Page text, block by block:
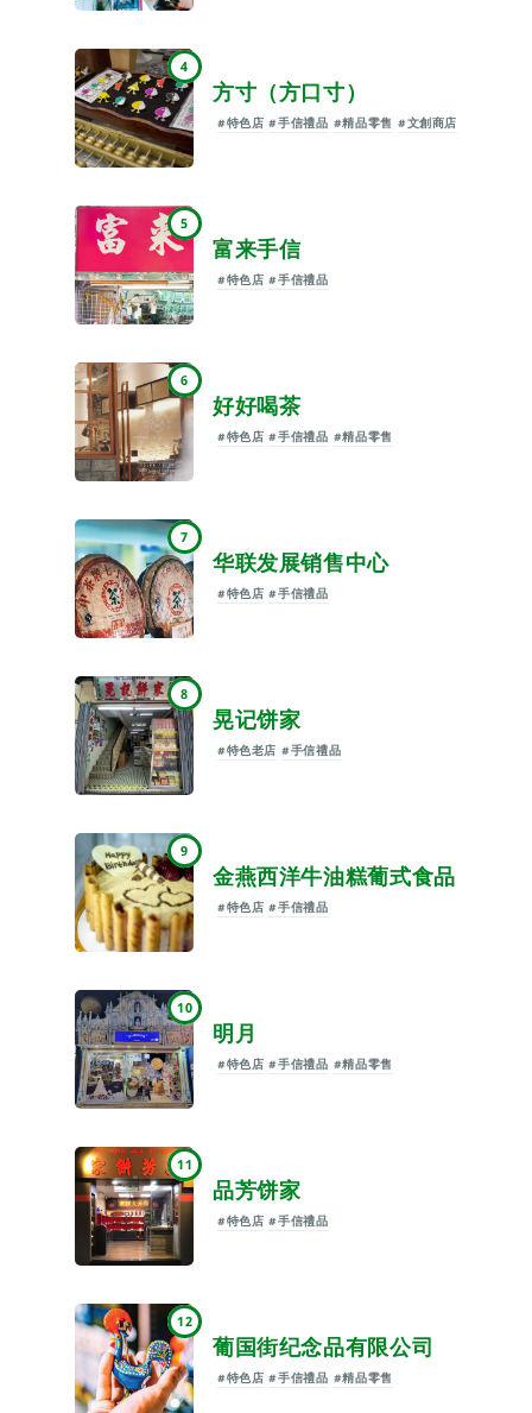
4
方寸（方口寸）
#特色店 #手信禮品 #精品零售 #文創商店
5
富来手信
#特色店 #手信禮品
6
好好喝茶
#特色店 #手信禮品 #精品零售
7
华联发展销售中心
#特色店 #手信禮品
8
晃记饼家
#特色老店 #手信禮品
9
金燕西洋牛油糕葡式食品
#特色店 #手信禮品
10
明月
#特色店 #手信禮品 #精品零售
11
品芳饼家
#特色店 #手信禮品
12
葡国街纪念品有限公司
#特色店 #手信禮品 #精品零售